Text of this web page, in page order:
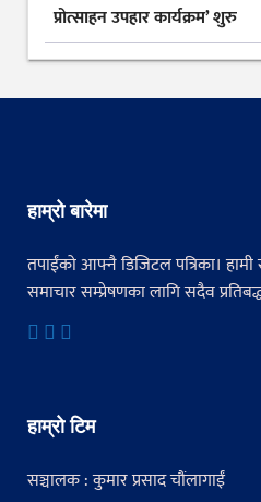
प्रोत्साहन उपहार कार्यक्रम’ शुरु
हाम्रो बारेमा
तपाईंको आफ्नै डिजिटल पत्रिका। हामी
समाचार सम्प्रेषणका लागि सदैव
हाम्रो टिम
सञ्चालक : कुमार प्रसाद चौंलागाईं